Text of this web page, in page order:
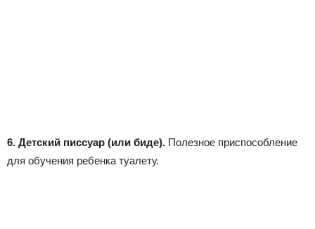
6. Детский писсуар (или биде). Полезное приспособление
для обучения ребенка туалету.